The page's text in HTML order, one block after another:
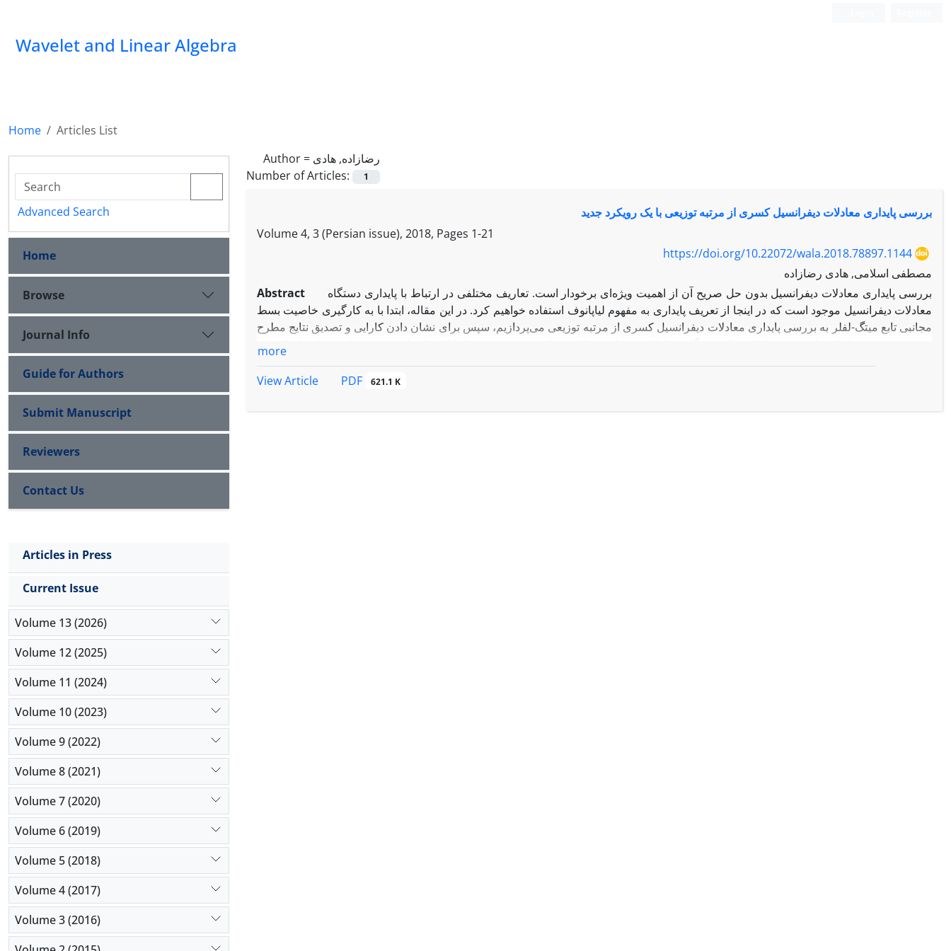
Wavelet and Linear Algebra
Home
Articles List
Author = رضازاده, هادی
Number of Articles:
1
بررسی پایداری معادلات دیفرانسیل کسری از مرتبه توزیعی با یک رویکرد جدید
Volume 4, 3 (Persian issue), 2018, Pages 1-21
https://doi.org/10.22072/wala.2018.78897.1144
مصطفی اسلامی, هادی رضازاده
Abstract
معادلات دیفرانسیل موجود است که در اینجا از تعریف پایداری به مفهوم لیاپانوف استفاده خواهیم کرد. در این مقاله، ابتدا با به کارگیری خاصیت بسط
مجانبی تابع میتگ-لفلر به بررسی پایداری معادلات دیفرانسیل کسری از مرتبه توزیعی می‌پردازیم، سپس برای نشان دادن کارایی و تصدیق نتایج مطرح
شده در بررسی پایداری این نوع معادلات، یک دستگاه معادلات دیفرانسیل کسری از مرتبه توزیعی را با استفاده از روش تبدیل دیفرانسیل کسری
more
View Article
PDF 621.1 K
Advanced Search
Home
Browse
Journal Info
Guide for Authors
Submit Manuscript
Reviewers
Contact Us
Articles in Press
Current Issue
Volume 13 (2026)
Volume 12 (2025)
Volume 11 (2024)
Volume 10 (2023)
Volume 9 (2022)
Volume 8 (2021)
Volume 7 (2020)
Volume 6 (2019)
Volume 5 (2018)
Volume 4 (2017)
Volume 3 (2016)